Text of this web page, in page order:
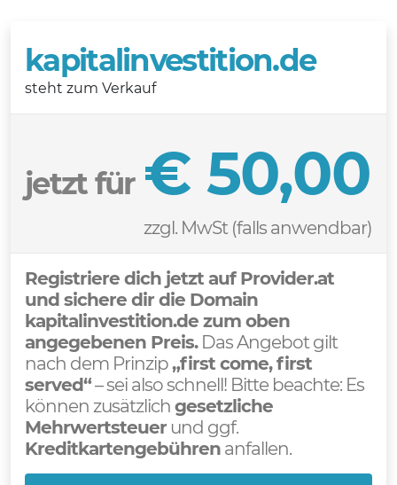
kapitalinvestition.de
steht zum Verkauf
jetzt für € 50,00
zzgl. MwSt (falls anwendbar)
Registriere dich jetzt auf Provider.at
und sichere dir die Domain
kapitalinvestition.de zum oben
angegebenen Preis.Das Angebot gilt
nach dem Prinzip„first come, first
served“– sei also schnell! Bitte beachte: Es
können zusätzlich gesetzliche
Mehrwertsteuer und ggf.
Kreditkartengebühren anfallen.